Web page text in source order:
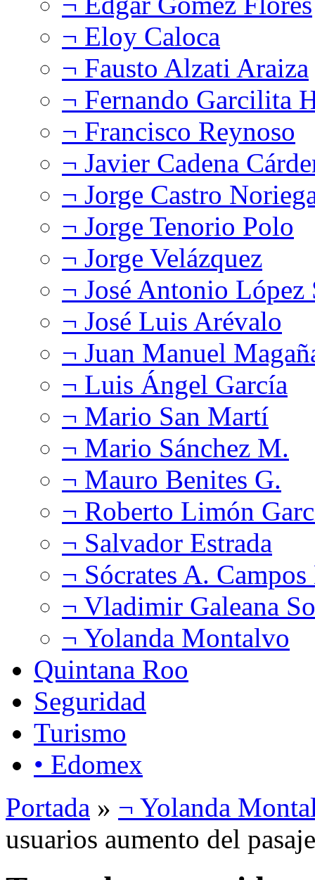
¬ Eloy Caloca
¬ Fausto Alzati Araiza
¬ Fernando Garcilita
¬ Francisco Reynoso
¬ Javier Cadena
¬ Jorge Castro
¬ Jorge Tenorio Polo
¬ Jorge Velázquez
¬ José Antonio López
¬ José Luis Arévalo
¬ Juan Manuel
¬ Luis Ángel García
¬ Mario San Martí
¬ Mario Sánchez M.
¬ Mauro Benites G.
¬ Roberto Limón
¬ Salvador Estrada
¬ Sócrates A.
¬ Vladimir Galeana
¬ Yolanda Montalvo
Quintana Roo
Seguridad
Turismo
• Edomex
Portada » ¬ Yolanda
usuarios aumento del